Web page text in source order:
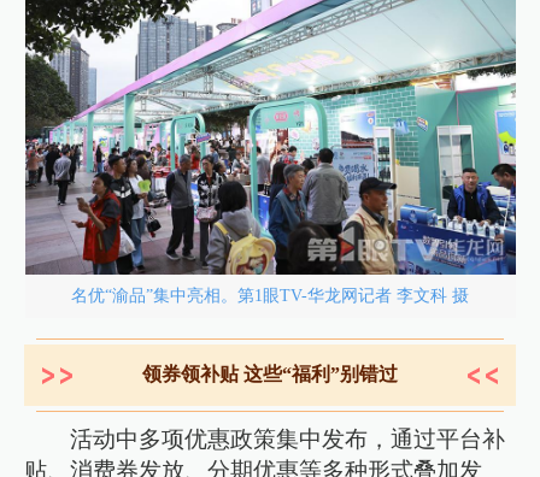
名优“渝品”集中亮相。第1眼TV-华龙网记者 李文科 摄
领券领补贴 这些“福利”别错过
活动中多项优惠政策集中发布，通过平台补
贴、消费券发放、分期优惠等多种形式叠加发